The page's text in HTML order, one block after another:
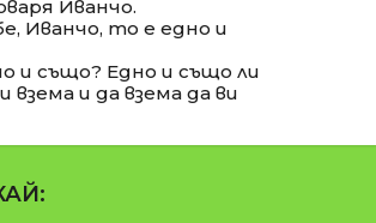
Иванчо.
Иванчо, то е едно и
и също? Едно и също ли
взема и да взема да ви